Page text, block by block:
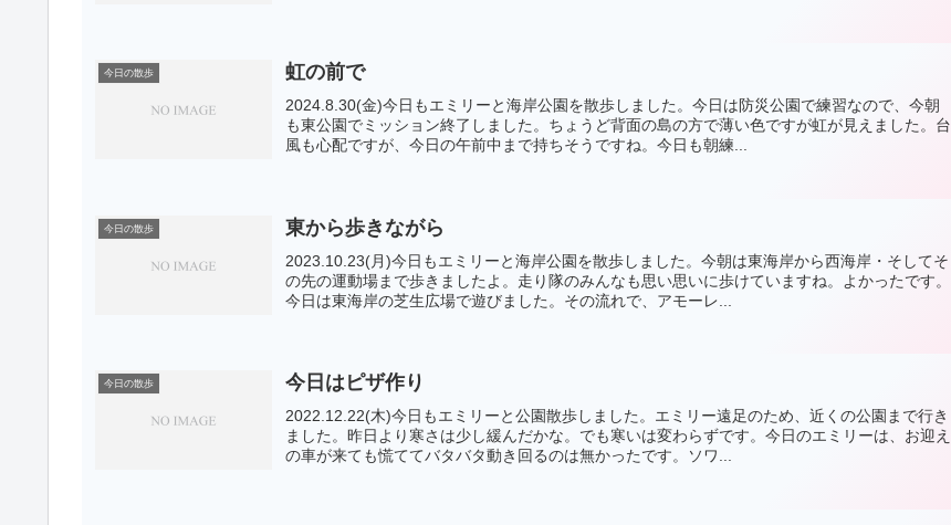
今日の散歩 虹の前で
2024.8.30(金)今日もエミリーと海岸公園を散歩しました。今日は防災公園で練習なので、今朝
も東公園でミッション終了しました。ちょうど背面の島の方で薄い色ですが虹が見えました。台
風も心配ですが、今日の午前中まで持ちそうですね。今日も朝練...
今日の散歩 東から歩きながら
2023.10.23(月)今日もエミリーと海岸公園を散歩しました。今朝は東海岸から西海岸・そしてそ
の先の運動場まで歩きましたよ。走り隊のみんなも思い思いに歩けていますね。よかったです。
今日は東海岸の芝生広場で遊びました。その流れで、アモーレ...
今日の散歩 今日はピザ作り
2022.12.22(木)今日もエミリーと公園散歩しました。エミリー遠足のため、近くの公園まで行き
ました。昨日より寒さは少し緩んだかな。でも寒いは変わらずです。今日のエミリーは、お迎え
の車が来ても慌ててバタバタ動き回るのは無かったです。ソワ...